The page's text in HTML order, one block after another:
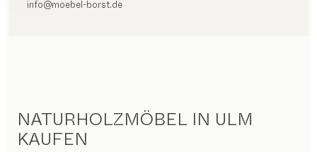
info@moebel-borst.de
NATURHOLZMÖBEL IN ULM
KAUFEN